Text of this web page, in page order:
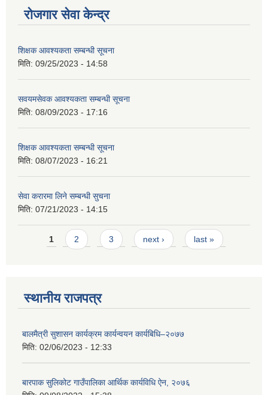
रोजगार सेवा केन्द्र
शिक्षक आवश्यकता सम्बन्धी सूचना
मिति: 09/25/2023 - 14:58
सवयमसेवक आवश्यकता सम्बन्धी सूचना
मिति: 08/09/2023 - 17:16
शिक्षक आवश्यकता सम्बन्धी सूचना
मिति: 08/07/2023 - 16:21
सेवा करारमा लिने सम्बन्धी सुचना
मिति: 07/21/2023 - 14:15
Pages
1 2 3 next › last »
स्थानीय राजपत्र
बालमैत्री सुशासन कार्यक्रम कार्यन्वयन कार्यबिधि–२०७७
मिति: 02/06/2023 - 12:33
बारपाक सुलिकोट गाउँपालिका आर्थिक कार्यविधि ऐन, २०७६